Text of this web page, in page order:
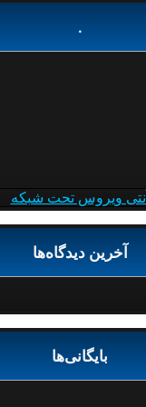
.
آنتی ویروس تحت شبکه
آخرین دیدگاه‌ها
بایگانی‌ها